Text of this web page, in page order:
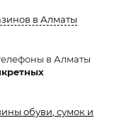
в Алматы
в Алматы
обуви, сумок и